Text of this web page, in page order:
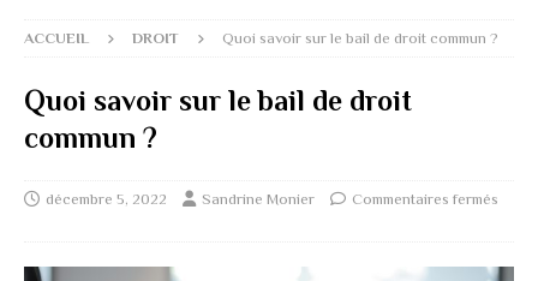
ACCUEIL DROIT Quoi savoir sur le bail de droit commun ?
Quoi savoir sur le bail de droit
commun ?
décembre 5, 2022 Sandrine Monier Commentaires fermés